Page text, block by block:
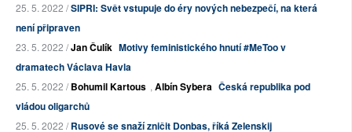
25. 5. 2022 /SIPRI: Svět vstupuje do éry nových nebezpečí, na která
není připraven
23. 5. 2022 /Jan Čulík Motivy feministického hnutí #MeToo v
dramatech Václava Havla
25. 5. 2022 /Bohumil Kartous , Albín Sybera Česká republika pod
vládou oligarchů
25. 5. 2022 /Rusové se snaží zničit Donbas, říká Zelenskij